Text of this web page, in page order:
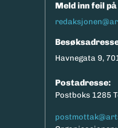
Meld inn feil
Havnegata 9,
Postadresse:
Postboks 1285